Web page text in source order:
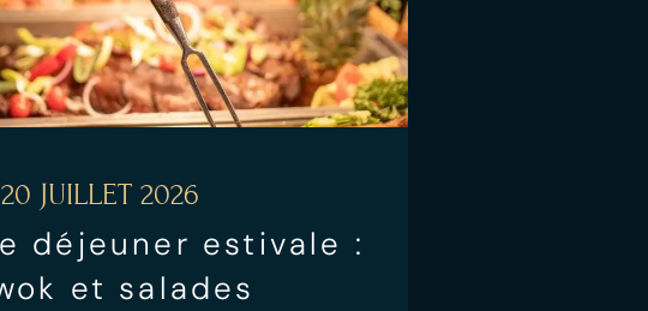
JUILLET 2026
déjeuner estivale :
et salades